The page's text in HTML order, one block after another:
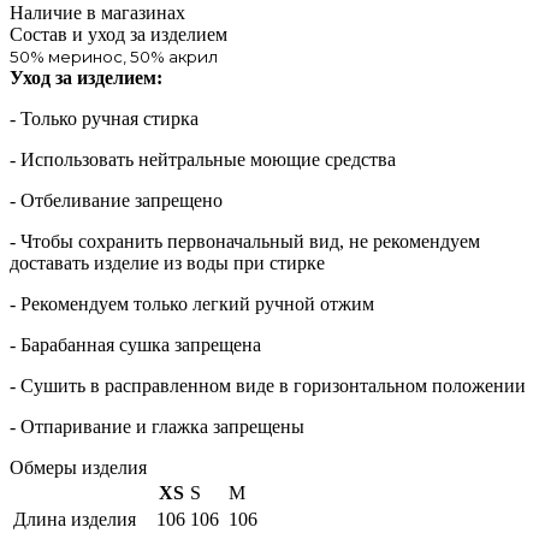
Наличие в магазинах
Состав и уход за изделием
50% меринос, 50% акрил
Уход за изделием:
- Только ручная стирка
- Использовать нейтральные моющие средства
- Отбеливание запрещено
- Чтобы сохранить первоначальный вид, не рекомендуем
доставать изделие из воды при стирке
- Рекомендуем только легкий ручной отжим
- Барабанная сушка запрещена
- Сушить в расправленном виде в горизонтальном положении
- Отпаривание и глажка запрещены
Обмеры изделия
XS S
M
Длина изделия
106 106 106